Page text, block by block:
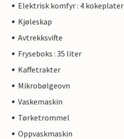
Elektrisk komfyr : 4 kokeplater
Kjøleskap
Avtrekksvifte
Fryseboks : 35 liter
Kaffetrakter
Mikrobølgeovn
Vaskemaskin
Tørketrommel
Oppvaskmaskin